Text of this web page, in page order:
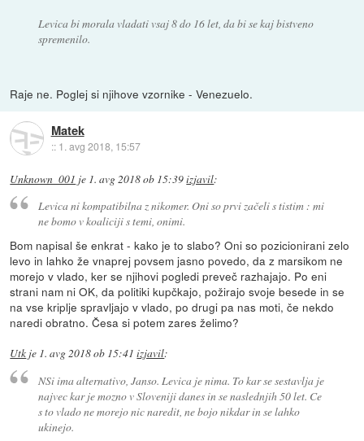
Levica bi morala vladati vsaj 8 do 16 let, da bi se kaj bistveno
spremenilo.
Raje ne. Poglej si njihove vzornike - Venezuelo.
Matek
:: 1. avg 2018, 15:57
Unknown_001 je 1. avg 2018 ob 15:39izjavil:
Levica ni kompatibilna z nikomer. Oni so prvi začeli s tistim : mi
ne bomo v koaliciji s temi, onimi.
Bom napisal še enkrat - kako je to slabo? Oni so pozicionirani zelo
levo in lahko že vnaprej povsem jasno povedo, da z marsikom ne
morejo v vlado, ker se njihovi pogledi preveč razhajajo. Po eni
strani nam ni OK, da politiki kupčkajo, požirajo svoje besede in se
na vse kriplje spravljajo v vlado, po drugi pa nas moti, če nekdo
naredi obratno. Česa si potem zares želimo?
Utk je 1. avg 2018 ob 15:41 izjavil:
NSi ima alternativo, Janso. Levica je nima. To kar se sestavlja je
najvec kar je mozno v Sloveniji danes in se naslednjih 50 let. Ce
s to vlado ne morejo nic naredit, ne bojo nikdar in se lahko
ukinejo.